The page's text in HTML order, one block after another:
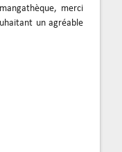
merci
un agréable